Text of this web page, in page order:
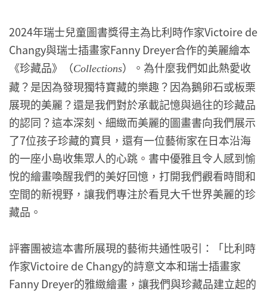
2024年瑞士兒童圖書獎得主為比利時作家Victoire de
Changy與瑞士插畫家Fanny Dreyer合作的美麗繪本
《珍藏品》（Collections）。為什麼我們如此熱愛收
藏？是因為發現獨特寶藏的樂趣？因為鵝卵石或板栗
展現的美麗？還是我們對於承載記憶與過往的珍藏品
的認同？這本深刻、細緻而美麗的圖畫書向我們展示
了7位孩子珍藏的寶貝，還有一位藝術家在日本沿海
的一座小島收集眾人的心跳。書中優雅且令人感到愉
悅的繪畫喚醒我們的美好回憶，打開我們觀看時間和
空間的新視野，讓我們專注於看見大千世界美麗的珍
藏品。
評審團被這本書所展現的藝術共通性吸引：「比利時
作家Victoire de Changy的詩意文本和瑞士插畫家
Fanny Dreyer的雅緻繪畫，讓我們與珍藏品建立起的